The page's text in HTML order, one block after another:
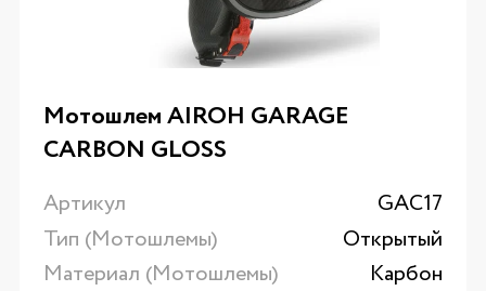
Мотошлем AIROH GARAGE
CARBON GLOSS
Артикул
GAC17
Тип (Мотошлемы)
Открытый
Материал (Мотошлемы)
Карбон